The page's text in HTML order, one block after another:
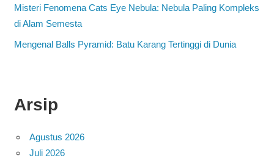
Misteri Fenomena Cats Eye Nebula: Nebula Paling Kompleks
di Alam Semesta
Mengenal Balls Pyramid: Batu Karang Tertinggi di Dunia
Arsip
Agustus 2026
Juli 2026